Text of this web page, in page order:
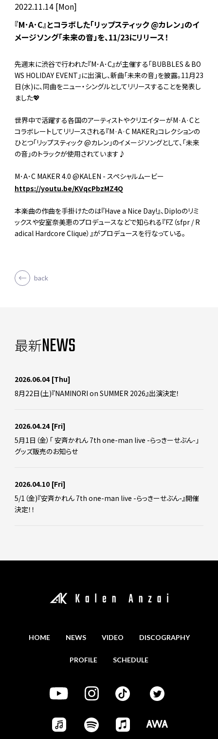
2022.11.14 [Mon]
『M･A･C』とコラボした「リップスティック @カレン」のイ
メージソング「未来の音」を、11/23にリリース！
先週末に渋谷で行われた『M･A･C』が主催する「BUBBLES & BO
WS HOLIDAY EVENT」に出演し、新曲「未来の音」を披露。11月23
日(水)に、同曲をニュー・シングルとしてリリースすることを発表し
ました💖
世界中で活躍する各国のアーティストやクリエイターがM·A·Cと
コラボレートしてリリースされる『M·A·C MAKER』コレクションの
ひとつ「リップスティック @カレン」のイメージソングとして、「未来
の音」のトラックが使用されています♪
M･A･C MAKER 4.0 @KALEN - スペシャルムービー
https://youtu.be/KVqcPbzMZ4Q
本楽曲の作曲を手掛けたのは『Have a Nice Day!』、Diploのリミ
ックスや安室奈美恵のプロデュースなどで知られる『FZ（sfpr / R
adical Hardcore Clique）』がプロデュースを行なっている。
back
最新NEWS
2026.06.04 [Thu]
8月22日(土)『NAMINORI on SUMMER 2026』出演決定！
2026.04.24 [Fri]
5月1日（金）「 安斉かれん 7th one-man live -らっきーせぶん-」
グッズ販売のお知らせ
2026.04.10 [Fri]
5/1（金)『安斉かれん 7th one-man live -らっきーせぶん-』開催
決定！！
HOME NEWS VIDEO DISCOGRAPHY
PROFILE SCHEDULE